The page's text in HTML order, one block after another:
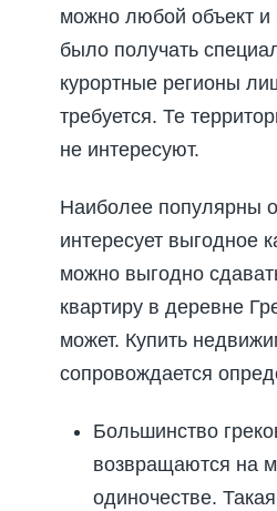
можно любой объект и
было получать
курортные регионы
требуется. Те
не интересуют.
Наиболее популярны
интересует выгодное
можно выгодно
квартиру в деревне
может. Купить
сопровождается
Большинство
возвращаются на
одиночестве.